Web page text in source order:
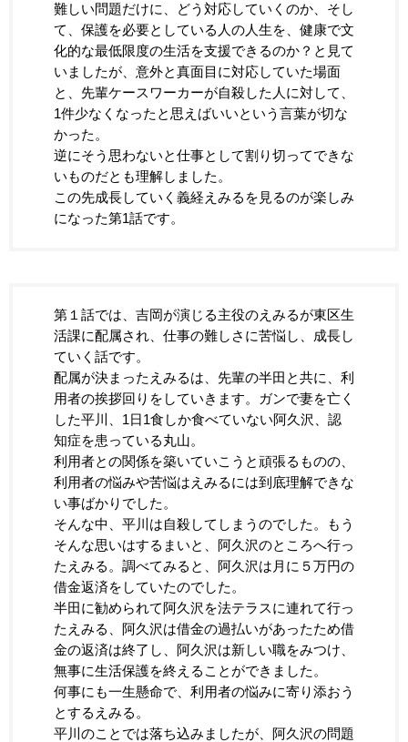
難しい問題だけに、どう対応していくのか、そし
て、保護を必要としている人の人生を、健康で文
化的な最低限度の生活を支援できるのか？と見て
いましたが、意外と真面目に対応していた場面
と、先輩ケースワーカーが自殺した人に対して、
1件少なくなったと思えばいいという言葉が切な
かった。
逆にそう思わないと仕事として割り切ってできな
いものだとも理解しました。
この先成長していく義経えみるを見るのが楽しみ
になった第1話です。
第１話では、吉岡が演じる主役のえみるが東区生
活課に配属され、仕事の難しさに苦悩し、成長し
ていく話です。
配属が決まったえみるは、先輩の半田と共に、利
用者の挨拶回りをしていきます。ガンで妻を亡く
した平川、1日1食しか食べていない阿久沢、認
知症を患っている丸山。
利用者との関係を築いていこうと頑張るものの、
利用者の悩みや苦悩はえみるには到底理解できな
い事ばかりでした。
そんな中、平川は自殺してしまうのでした。もう
そんな思いはするまいと、阿久沢のところへ行っ
たえみる。調べてみると、阿久沢は月に５万円の
借金返済をしていたのでした。
半田に勧められて阿久沢を法テラスに連れて行っ
たえみる、阿久沢は借金の過払いがあったため借
金の返済は終了し、阿久沢は新しい職をみつけ、
無事に生活保護を終えることができました。
何事にも一生懸命で、利用者の悩みに寄り添おう
とするえみる。
平川のことでは落ち込みましたが、阿久沢の問題